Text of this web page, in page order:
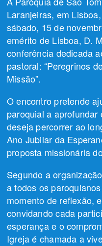
Laranjeiras, em
sábado, 15 de
emérito de Lisboa, D.
conferência dedicada
pastoral: “Peregrinos
Missão”.
O encontro pretende
paroquial a
deseja percorrer ao
Ano Jubilar da
proposta missionária
Segundo a
a todos os
momento de reflexão,
convidando cada
esperança e o
Igreja é chamada a